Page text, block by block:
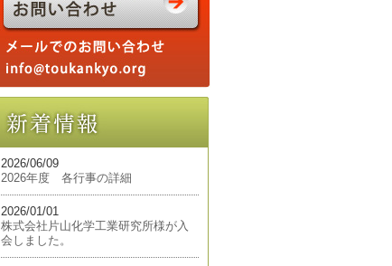
2026/06/09
2026年度 各行事の詳細
2026/01/01
株式会社片山化学工業研究所様が入
会しました。